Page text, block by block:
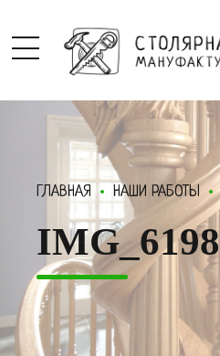
ГЛАВНАЯ НАШИ РАБОТЫ
IMG_6198